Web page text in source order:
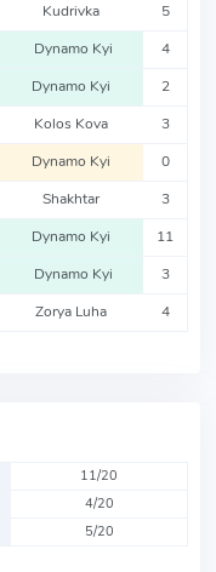
Kudrivka 5
Dynamo Kyi 4
Dynamo Kyi 2
Kolos Kova 3
Dynamo Kyi 0
Shakhtar 3
Dynamo Kyi 11
Dynamo Kyi 3
Zorya Luha 4
11/20
4/20
5/20